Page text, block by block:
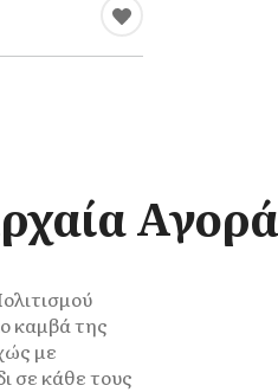
καμβά της
με
σε κάθε τους